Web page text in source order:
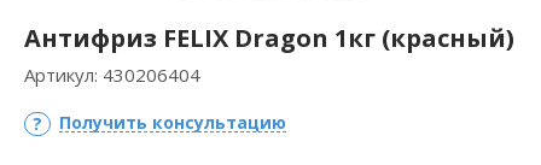
Антифриз FELIX Dragon 1кг (красный)
Артикул: 430206404
Получить консультацию